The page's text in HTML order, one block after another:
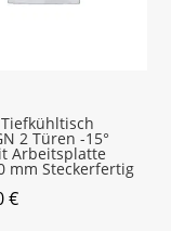
2 Türen -15°
Arbeitsplatte
mm Steckerfertig
€